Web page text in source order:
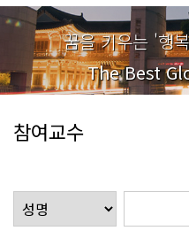
꿈을 키우는 '행
The Best
참여교수